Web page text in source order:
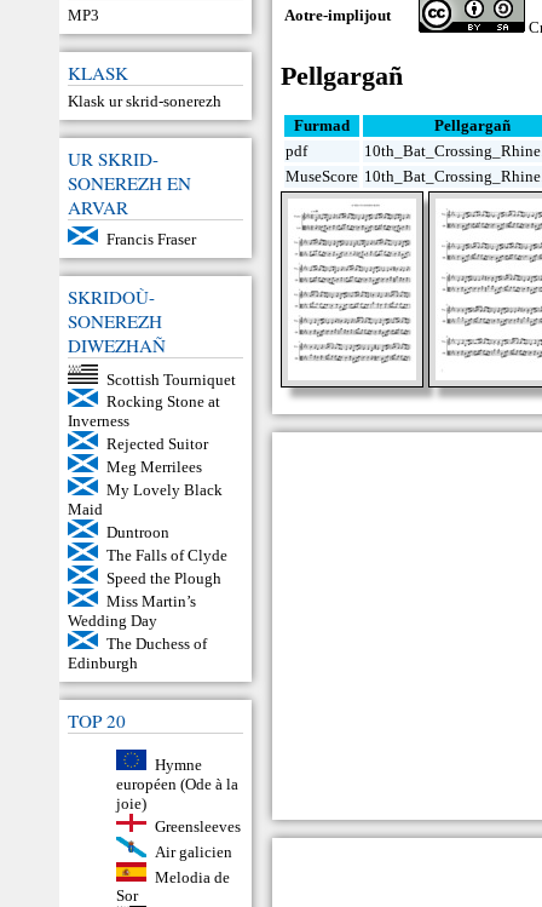
MP3
KLASK
Klask ur skrid-sonerezh
UR SKRID-
SONEREZH EN
ARVAR
Francis Fraser
SKRIDOÙ-
SONEREZH
DIWEZHAÑ
Scottish Tourniquet
Rocking Stone at
Inverness
Rejected Suitor
Meg Merrilees
My Lovely Black
Maid
Duntroon
The Falls of Clyde
Speed the Plough
Miss Martin’s
Wedding Day
The Duchess of
Edinburgh
TOP 20
Hymne
européen (Ode à la
joie)
Greensleeves
Air galicien
Melodia de
Sor
Aotre-implijout
Pellgargañ
Furmad
Pellgargañ
pdf
MuseScore